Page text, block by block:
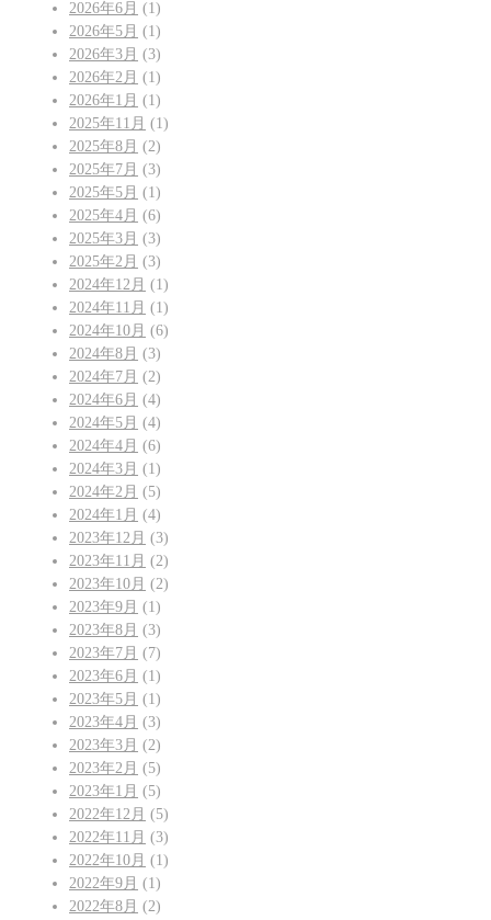
2026年6月 (1)
2026年5月 (1)
2026年3月 (3)
2026年2月 (1)
2026年1月 (1)
2025年11月 (1)
2025年8月 (2)
2025年7月 (3)
2025年5月 (1)
2025年4月 (6)
2025年3月 (3)
2025年2月 (3)
2024年12月 (1)
2024年11月 (1)
2024年10月 (6)
2024年8月 (3)
2024年7月 (2)
2024年6月 (4)
2024年5月 (4)
2024年4月 (6)
2024年3月 (1)
2024年2月 (5)
2024年1月 (4)
2023年12月 (3)
2023年11月 (2)
2023年10月 (2)
2023年9月 (1)
2023年8月 (3)
2023年7月 (7)
2023年6月 (1)
2023年5月 (1)
2023年4月 (3)
2023年3月 (2)
2023年2月 (5)
2023年1月 (5)
2022年12月 (5)
2022年11月 (3)
2022年10月 (1)
2022年9月 (1)
2022年8月 (2)